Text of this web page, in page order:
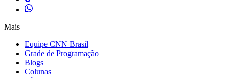
Mais
Equipe CNN Brasil
Grade de Programação
Blogs
Colunas